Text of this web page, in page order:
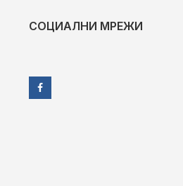
СОЦИАЛНИ МРЕЖИ